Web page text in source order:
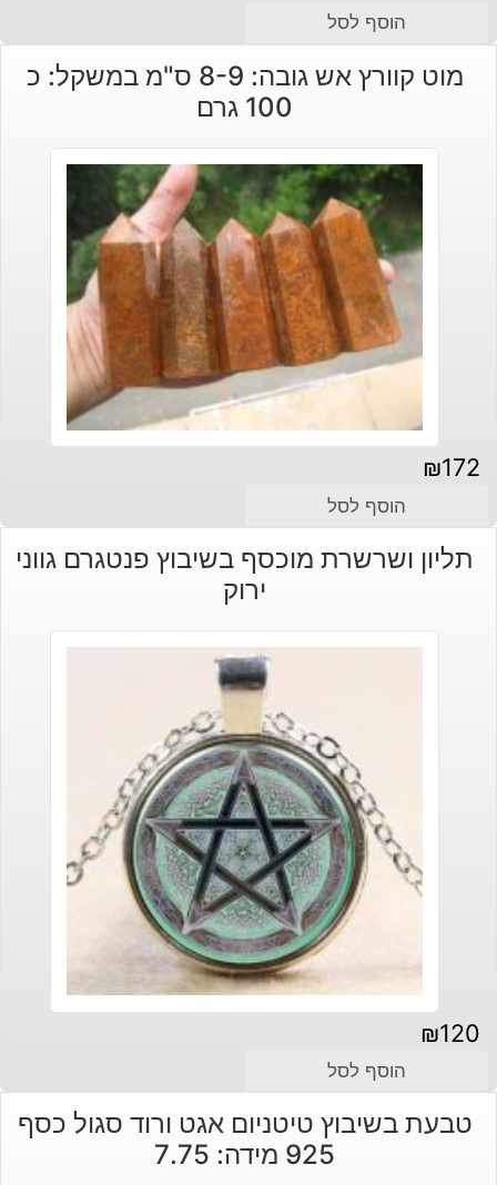
הוסף לסל
מוט קוורץ אש גובה: 8-9 ס"מ במשקל: כ
100 גרם
₪172
הוסף לסל
תליון ושרשרת מוכסף בשיבוץ פנטגרם גווני
ירוק
₪120
הוסף לסל
טבעת בשיבוץ טיטניום אגט ורוד סגול כסף
925 מידה: 7.75